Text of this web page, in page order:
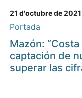
21 d'octubre de 2021
Portada
Mazón:
captación de
superar las